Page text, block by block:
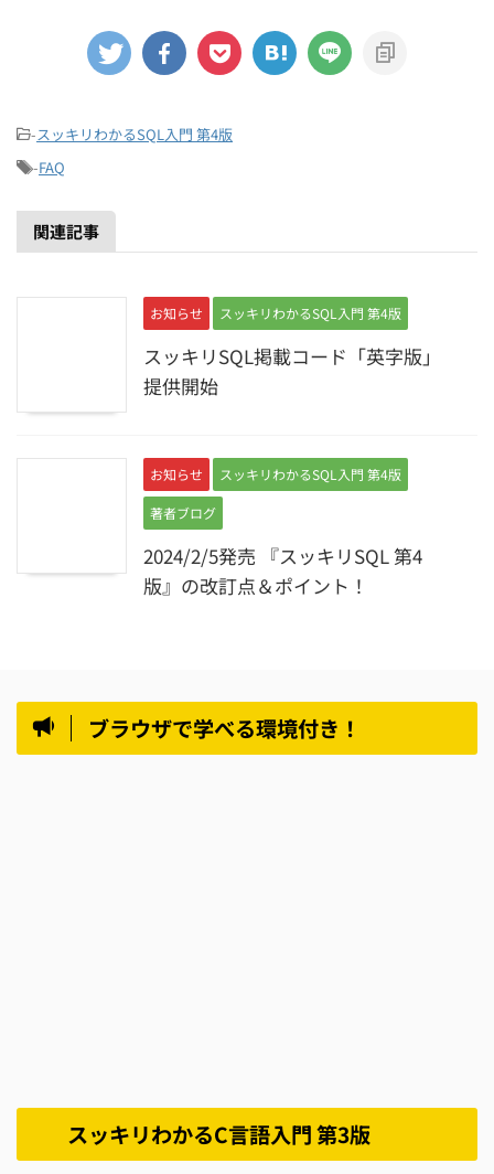
-スッキリわかるSQL入門 第4版
-FAQ
関連記事
お知らせ スッキリわかるSQL入門 第4版
スッキリSQL掲載コード「英字版」
提供開始
お知らせ スッキリわかるSQL入門 第4版
著者ブログ
2024/2/5発売 『スッキリSQL 第4
版』の改訂点＆ポイント！
ブラウザで学べる環境付き！
スッキリわかるC言語入門 第3版